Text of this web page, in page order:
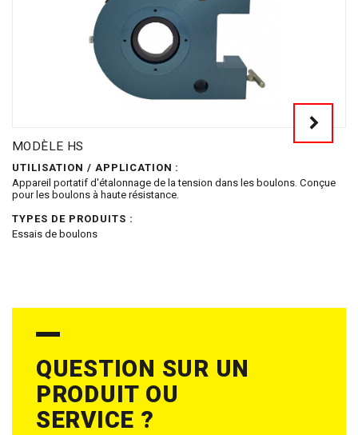
MODÈLE HS
UTILISATION / APPLICATION :
Appareil portatif d'étalonnage de la tension dans les boulons. Conçue
pour les boulons à haute résistance.
TYPES DE PRODUITS :
Essais de boulons
QUESTION SUR UN
PRODUIT OU
SERVICE ?